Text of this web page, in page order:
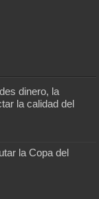
dinero, la
la calidad del
la Copa del